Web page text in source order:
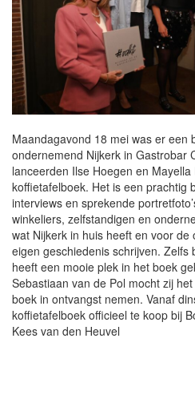
Maandagavond 18 mei was er een
ondernemend Nijkerk in Gastrobar
lanceerden Ilse Hoegen en
koffietafelboek. Het is een prachtig
interviews en sprekende
winkeliers, zelfstandigen en
wat Nijkerk in huis heeft en voor
eigen geschiedenis schrijven.
heeft een mooie plek in het boek
Sebastiaan van de Pol mocht zij
boek in ontvangst nemen. Vanaf
koffietafelboek officieel te koop bij
Kees van den Heuvel